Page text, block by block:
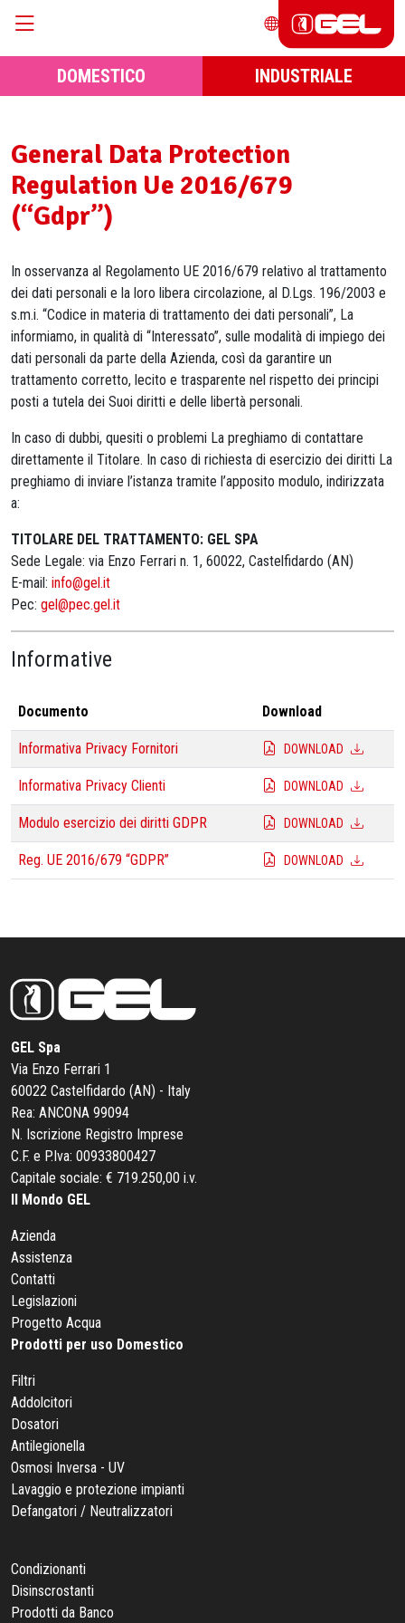
DOMESTICO INDUSTRIALE
General Data Protection
Regulation Ue 2016/679
(“Gdpr”)
In osservanza al Regolamento UE 2016/679 relativo al trattamento
dei dati personali e la loro libera circolazione, al D.Lgs. 196/2003 e
s.m.i. “Codice in materia di trattamento dei dati personali”, La
informiamo, in qualità di “Interessato”, sulle modalità di impiego dei
dati personali da parte della Azienda, così da garantire un
trattamento corretto, lecito e trasparente nel rispetto dei principi
posti a tutela dei Suoi diritti e delle libertà personali.
In caso di dubbi, quesiti o problemi La preghiamo di contattare
direttamente il Titolare. In caso di richiesta di esercizio dei diritti La
preghiamo di inviare l’istanza tramite l’apposito modulo, indirizzata
a:
TITOLARE DEL TRATTAMENTO: GEL SPA
Sede Legale: via Enzo Ferrari n. 1, 60022, Castelfidardo (AN)
E-mail: info@gel.it
Pec: gel@pec.gel.it
Informative
Documento Download
Informativa Privacy Fornitori DOWNLOAD
Informativa Privacy Clienti DOWNLOAD
Modulo esercizio dei diritti GDPR DOWNLOAD
Reg. UE 2016/679 “GDPR” DOWNLOAD
GEL Spa
Via Enzo Ferrari 1
60022 Castelfidardo (AN) - Italy
Rea: ANCONA 99094
N. Iscrizione Registro Imprese
C.F. e P.Iva: 00933800427
Capitale sociale: € 719.250,00 i.v.
Il Mondo GEL
Azienda
Assistenza
Contatti
Legislazioni
Progetto Acqua
Prodotti per uso Domestico
Filtri
Addolcitori
Dosatori
Antilegionella
Osmosi Inversa - UV
Lavaggio e protezione impianti
Defangatori / Neutralizzatori
Condizionanti
Disinscrostanti
Prodotti da Banco